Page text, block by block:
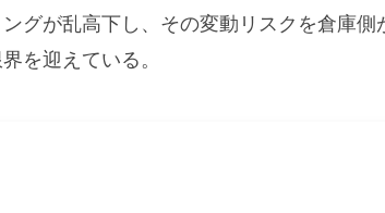
グが乱高下し、その変動リスクを倉庫
を迎えている。